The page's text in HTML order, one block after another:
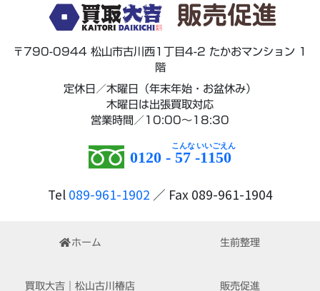
販売促進
〒790-0944 松山市古川西1丁目4-2 たかおマンション 1
階
定休日／木曜日（年末年始・お盆休み）
木曜日は出張買取対応
営業時間／10:00～18:30
0120 - 57 -1150
Tel 089-961-1902 ／ Fax 089-961-1904
ホーム 生前整理
買取大吉｜松山古川椿店 販売促進